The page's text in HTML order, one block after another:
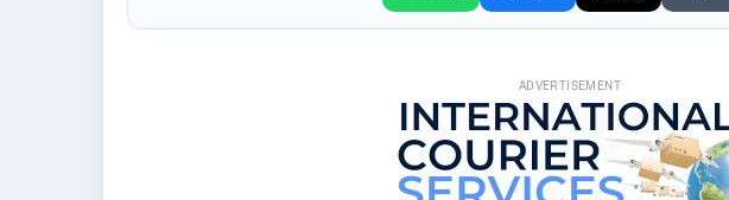
ADVERTISEMENT